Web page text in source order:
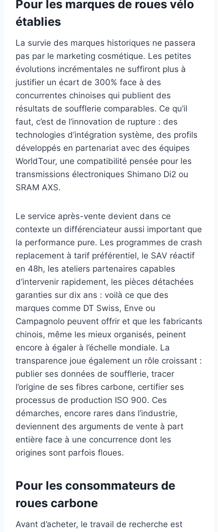
Pour les marques de roues vélo
établies
La survie des marques historiques ne passera
pas par le marketing cosmétique. Les petites
évolutions incrémentales ne suffiront plus à
justifier un écart de 300% face à des
concurrentes chinoises qui publient des
résultats de soufflerie comparables. Ce qu’il
faut, c’est de l’innovation de rupture : des
technologies d’intégration système, des profils
développés en partenariat avec des équipes
WorldTour, une compatibilité pensée pour les
transmissions électroniques Shimano Di2 ou
SRAM AXS.
Le service après-vente devient dans ce
contexte un différenciateur aussi important que
la performance pure. Les programmes de crash
replacement à tarif préférentiel, le SAV réactif
en 48h, les ateliers partenaires capables
d’intervenir rapidement, les pièces détachées
garanties sur dix ans : voilà ce que des
marques comme DT Swiss, Enve ou
Campagnolo peuvent offrir et que les fabricants
chinois, même les mieux organisés, peinent
encore à égaler à l’échelle mondiale. La
transparence joue également un rôle croissant :
publier ses données de soufflerie, tracer
l’origine de ses fibres carbone, certifier ses
processus de production ISO 900. Ces
démarches, encore rares dans l’industrie,
deviennent des arguments de vente à part
entière face à une concurrence dont les
origines sont parfois floues.
Pour les consommateurs de
roues carbone
Avant d’acheter, le travail de recherche est